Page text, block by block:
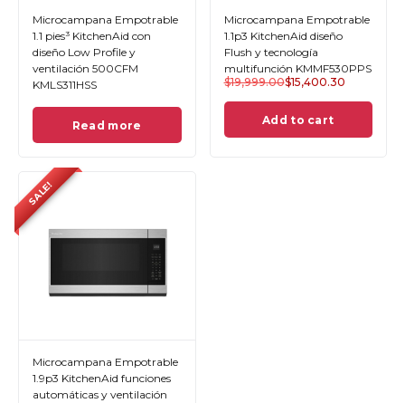
Microcampana Empotrable
1.1 pies³ KitchenAid con
diseño Low Profile y
ventilación 500CFM
KMLS311HSS
Read more
Microcampana Empotrable
1.1p3 KitchenAid diseño
Flush y tecnología
multifunción KMMF530PPS
$19,999.00$15,400.30
Add to cart
SALE!
Microcampana Empotrable
1.9p3 KitchenAid funciones
automáticas y ventilación